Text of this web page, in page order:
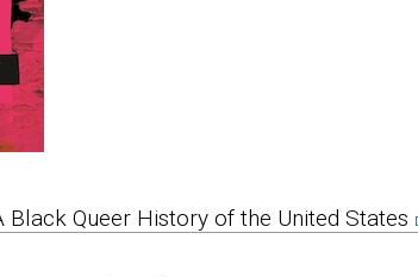
Black Queer History of the United States